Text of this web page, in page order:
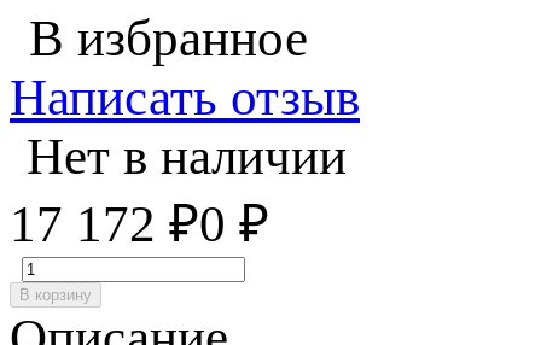
В избранное
Написать отзыв
Нет в наличии
17 172 ₽0 ₽
В корзину